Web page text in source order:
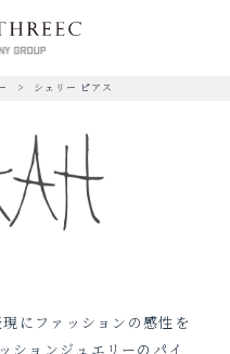
シェリー ピアス
にファッションの感性を
ションジュエリーのパイ